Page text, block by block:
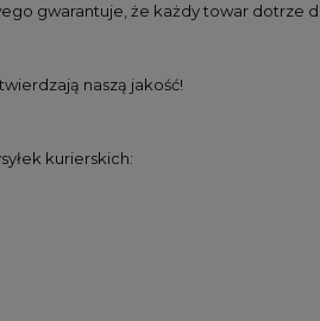
gwarantuje, że każdy towar dotrze
naszą jakość!
kurierskich: